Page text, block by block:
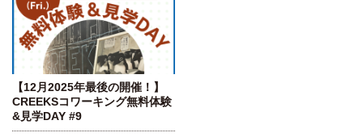
【12月2025年最後の開催！】
CREEKSコワーキング無料体験
&見学DAY #9